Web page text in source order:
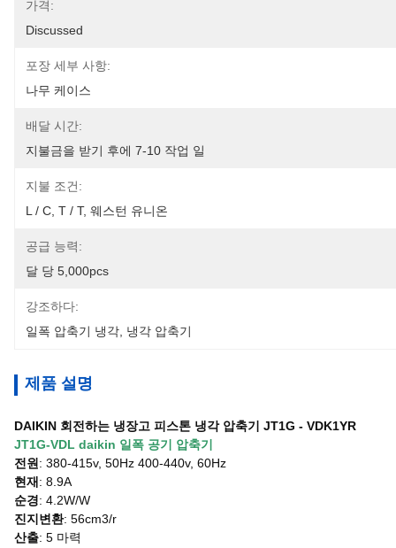
가격:
Discussed
포장 세부 사항:
나무 케이스
배달 시간:
지불금을 받기 후에 7-10 작업 일
지불 조건:
L / C, T / T, 웨스턴 유니온
공급 능력:
달 당 5,000pcs
강조하다:
일폭 압축기 냉각 냉각 압축기
제품 설명
DAIKIN 회전하는 냉장고 피스톤 냉각 압축기 JT1G - VDK1YR
JT1G-VDL daikin 일폭 공기 압축기
전원 : 380-415v, 50Hz 400-440v, 60Hz
현재 : 8.9A
순경: 4.2W/W
진지변환: 56cm3/r
산출: 5 마력